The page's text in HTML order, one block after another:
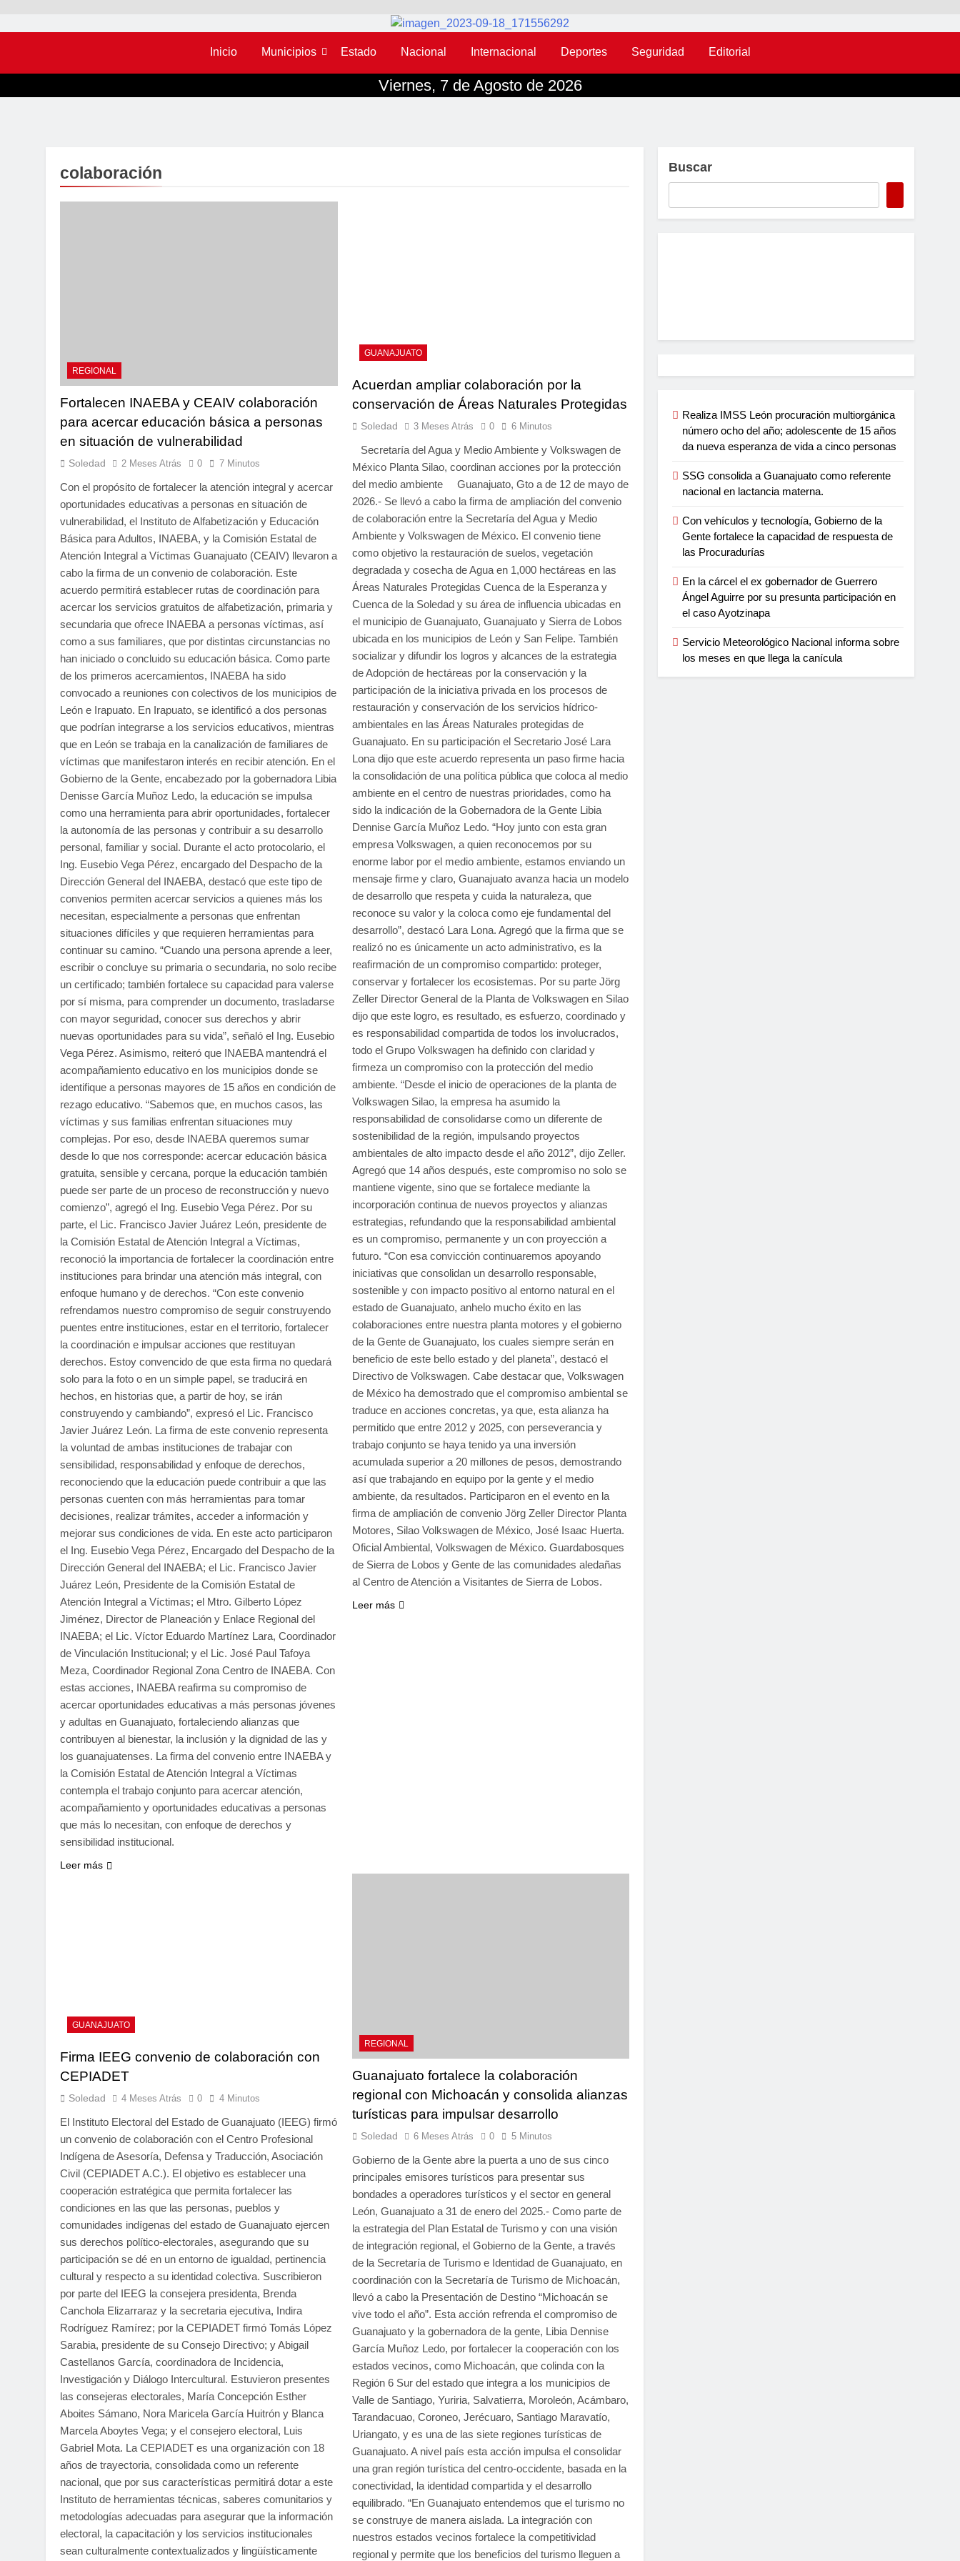
Inicio Municipios Estado Nacional Internacional Deportes Seguridad Editorial
Viernes, 7 de Agosto de 2026
colaboración
REGIONAL
Fortalecen INAEBA y CEAIV colaboración
para acercar educación básica a personas
en situación de vulnerabilidad
Soledad 2 Meses Atrás 0 7 Minutos
Con el propósito de fortalecer la atención integral y acercar
oportunidades educativas a personas en situación de
vulnerabilidad, el Instituto de Alfabetización y Educación
Básica para Adultos, INAEBA, y la Comisión Estatal de
Atención Integral a Víctimas Guanajuato (CEAIV) llevaron a
cabo la firma de un convenio de colaboración. Este
acuerdo permitirá establecer rutas de coordinación para
acercar los servicios gratuitos de alfabetización, primaria y
secundaria que ofrece INAEBA a personas víctimas, así
como a sus familiares, que por distintas circunstancias no
han iniciado o concluido su educación básica. Como parte
de los primeros acercamientos, INAEBA ha sido
convocado a reuniones con colectivos de los municipios de
León e Irapuato. En Irapuato, se identificó a dos personas
que podrían integrarse a los servicios educativos, mientras
que en León se trabaja en la canalización de familiares de
víctimas que manifestaron interés en recibir atención. En el
Gobierno de la Gente, encabezado por la gobernadora Libia
Denisse García Muñoz Ledo, la educación se impulsa
como una herramienta para abrir oportunidades, fortalecer
la autonomía de las personas y contribuir a su desarrollo
personal, familiar y social. Durante el acto protocolario, el
Ing. Eusebio Vega Pérez, encargado del Despacho de la
Dirección General del INAEBA, destacó que este tipo de
convenios permiten acercar servicios a quienes más los
necesitan, especialmente a personas que enfrentan
situaciones difíciles y que requieren herramientas para
continuar su camino. “Cuando una persona aprende a leer,
escribir o concluye su primaria o secundaria, no solo recibe
un certificado; también fortalece su capacidad para valerse
por sí misma, para comprender un documento, trasladarse
con mayor seguridad, conocer sus derechos y abrir
nuevas oportunidades para su vida”, señaló el Ing. Eusebio
Vega Pérez. Asimismo, reiteró que INAEBA mantendrá el
acompañamiento educativo en los municipios donde se
identifique a personas mayores de 15 años en condición de
rezago educativo. “Sabemos que, en muchos casos, las
víctimas y sus familias enfrentan situaciones muy
complejas. Por eso, desde INAEBA queremos sumar
desde lo que nos corresponde: acercar educación básica
gratuita, sensible y cercana, porque la educación también
puede ser parte de un proceso de reconstrucción y nuevo
comienzo”, agregó el Ing. Eusebio Vega Pérez. Por su
parte, el Lic. Francisco Javier Juárez León, presidente de
la Comisión Estatal de Atención Integral a Víctimas,
reconoció la importancia de fortalecer la coordinación entre
instituciones para brindar una atención más integral, con
enfoque humano y de derechos. “Con este convenio
refrendamos nuestro compromiso de seguir construyendo
puentes entre instituciones, estar en el territorio, fortalecer
la coordinación e impulsar acciones que restituyan
derechos. Estoy convencido de que esta firma no quedará
solo para la foto o en un simple papel, se traducirá en
hechos, en historias que, a partir de hoy, se irán
construyendo y cambiando”, expresó el Lic. Francisco
Javier Juárez León. La firma de este convenio representa
la voluntad de ambas instituciones de trabajar con
sensibilidad, responsabilidad y enfoque de derechos,
reconociendo que la educación puede contribuir a que las
personas cuenten con más herramientas para tomar
decisiones, realizar trámites, acceder a información y
mejorar sus condiciones de vida. En este acto participaron
el Ing. Eusebio Vega Pérez, Encargado del Despacho de la
Dirección General del INAEBA; el Lic. Francisco Javier
Juárez León, Presidente de la Comisión Estatal de
Atención Integral a Víctimas; el Mtro. Gilberto López
Jiménez, Director de Planeación y Enlace Regional del
INAEBA; el Lic. Víctor Eduardo Martínez Lara, Coordinador
de Vinculación Institucional; y el Lic. José Paul Tafoya
Meza, Coordinador Regional Zona Centro de INAEBA. Con
estas acciones, INAEBA reafirma su compromiso de
acercar oportunidades educativas a más personas jóvenes
y adultas en Guanajuato, fortaleciendo alianzas que
contribuyen al bienestar, la inclusión y la dignidad de las y
los guanajuatenses. La firma del convenio entre INAEBA y
la Comisión Estatal de Atención Integral a Víctimas
contempla el trabajo conjunto para acercar atención,
acompañamiento y oportunidades educativas a personas
que más lo necesitan, con enfoque de derechos y
sensibilidad institucional.
Leer más
GUANAJUATO
Acuerdan ampliar colaboración por la
conservación de Áreas Naturales Protegidas
Soledad 3 Meses Atrás 0 6 Minutos
Secretaría del Agua y Medio Ambiente y Volkswagen de
México Planta Silao, coordinan acciones por la protección
del medio ambiente Guanajuato, Gto a de 12 de mayo de
2026.- Se llevó a cabo la firma de ampliación del convenio
de colaboración entre la Secretaría del Agua y Medio
Ambiente y Volkswagen de México. El convenio tiene
como objetivo la restauración de suelos, vegetación
degradada y cosecha de Agua en 1,000 hectáreas en las
Áreas Naturales Protegidas Cuenca de la Esperanza y
Cuenca de la Soledad y su área de influencia ubicadas en
el municipio de Guanajuato, Guanajuato y Sierra de Lobos
ubicada en los municipios de León y San Felipe. También
socializar y difundir los logros y alcances de la estrategia
de Adopción de hectáreas por la conservación y la
participación de la iniciativa privada en los procesos de
restauración y conservación de los servicios hídrico-
ambientales en las Áreas Naturales protegidas de
Guanajuato. En su participación el Secretario José Lara
Lona dijo que este acuerdo representa un paso firme hacia
la consolidación de una política pública que coloca al medio
ambiente en el centro de nuestras prioridades, como ha
sido la indicación de la Gobernadora de la Gente Libia
Dennise García Muñoz Ledo. “Hoy junto con esta gran
empresa Volkswagen, a quien reconocemos por su
enorme labor por el medio ambiente, estamos enviando un
mensaje firme y claro, Guanajuato avanza hacia un modelo
de desarrollo que respeta y cuida la naturaleza, que
reconoce su valor y la coloca como eje fundamental del
desarrollo”, destacó Lara Lona. Agregó que la firma que se
realizó no es únicamente un acto administrativo, es la
reafirmación de un compromiso compartido: proteger,
conservar y fortalecer los ecosistemas. Por su parte Jörg
Zeller Director General de la Planta de Volkswagen en Silao
dijo que este logro, es resultado, es esfuerzo, coordinado y
es responsabilidad compartida de todos los involucrados,
todo el Grupo Volkswagen ha definido con claridad y
firmeza un compromiso con la protección del medio
ambiente. “Desde el inicio de operaciones de la planta de
Volkswagen Silao, la empresa ha asumido la
responsabilidad de consolidarse como un diferente de
sostenibilidad de la región, impulsando proyectos
ambientales de alto impacto desde el año 2012”, dijo Zeller.
Agregó que 14 años después, este compromiso no solo se
mantiene vigente, sino que se fortalece mediante la
incorporación continua de nuevos proyectos y alianzas
estrategias, refundando que la responsabilidad ambiental
es un compromiso, permanente y un con proyección a
futuro. “Con esa convicción continuaremos apoyando
iniciativas que consolidan un desarrollo responsable,
sostenible y con impacto positivo al entorno natural en el
estado de Guanajuato, anhelo mucho éxito en las
colaboraciones entre nuestra planta motores y el gobierno
de la Gente de Guanajuato, los cuales siempre serán en
beneficio de este bello estado y del planeta”, destacó el
Directivo de Volkswagen. Cabe destacar que, Volkswagen
de México ha demostrado que el compromiso ambiental se
traduce en acciones concretas, ya que, esta alianza ha
permitido que entre 2012 y 2025, con perseverancia y
trabajo conjunto se haya tenido ya una inversión
acumulada superior a 20 millones de pesos, demostrando
así que trabajando en equipo por la gente y el medio
ambiente, da resultados. Participaron en el evento en la
firma de ampliación de convenio Jörg Zeller Director Planta
Motores, Silao Volkswagen de México, José Isaac Huerta.
Oficial Ambiental, Volkswagen de México. Guardabosques
de Sierra de Lobos y Gente de las comunidades aledañas
al Centro de Atención a Visitantes de Sierra de Lobos.
Leer más
GUANAJUATO
Firma IEEG convenio de colaboración con
CEPIADET
Soledad 4 Meses Atrás 0 4 Minutos
El Instituto Electoral del Estado de Guanajuato (IEEG) firmó
un convenio de colaboración con el Centro Profesional
Indígena de Asesoría, Defensa y Traducción, Asociación
Civil (CEPIADET A.C.). El objetivo es establecer una
cooperación estratégica que permita fortalecer las
condiciones en las que las personas, pueblos y
comunidades indígenas del estado de Guanajuato ejercen
sus derechos político-electorales, asegurando que su
participación se dé en un entorno de igualdad, pertinencia
cultural y respecto a su identidad colectiva. Suscribieron
por parte del IEEG la consejera presidenta, Brenda
Canchola Elizarraraz y la secretaria ejecutiva, Indira
Rodríguez Ramírez; por la CEPIADET firmó Tomás López
Sarabia, presidente de su Consejo Directivo; y Abigail
Castellanos García, coordinadora de Incidencia,
Investigación y Diálogo Intercultural. Estuvieron presentes
las consejeras electorales, María Concepción Esther
Aboites Sámano, Nora Maricela García Huitrón y Blanca
Marcela Aboytes Vega; y el consejero electoral, Luis
Gabriel Mota. La CEPIADET es una organización con 18
años de trayectoria, consolidada como un referente
nacional, que por sus características permitirá dotar a este
Instituto de herramientas técnicas, saberes comunitarios y
metodologías adecuadas para asegurar que la información
electoral, la capacitación y los servicios institucionales
sean culturalmente contextualizados y lingüísticamente
REGIONAL
Guanajuato fortalece la colaboración
regional con Michoacán y consolida alianzas
turísticas para impulsar desarrollo
Soledad 6 Meses Atrás 0 5 Minutos
Gobierno de la Gente abre la puerta a uno de sus cinco
principales emisores turísticos para presentar sus
bondades a operadores turísticos y el sector en general
León, Guanajuato a 31 de enero del 2025.- Como parte de
la estrategia del Plan Estatal de Turismo y con una visión
de integración regional, el Gobierno de la Gente, a través
de la Secretaría de Turismo e Identidad de Guanajuato, en
coordinación con la Secretaría de Turismo de Michoacán,
llevó a cabo la Presentación de Destino “Michoacán se
vive todo el año”. Esta acción refrenda el compromiso de
Guanajuato y la gobernadora de la gente, Libia Dennise
García Muñoz Ledo, por fortalecer la cooperación con los
estados vecinos, como Michoacán, que colinda con la
Región 6 Sur del estado que integra a los municipios de
Valle de Santiago, Yuriria, Salvatierra, Moroleón, Acámbaro,
Tarandacuao, Coroneo, Jerécuaro, Santiago Maravatío,
Uriangato, y es una de las siete regiones turísticas de
Guanajuato. A nivel país esta acción impulsa el consolidar
una gran región turística del centro-occidente, basada en la
conectividad, la identidad compartida y el desarrollo
equilibrado. “En Guanajuato entendemos que el turismo no
se construye de manera aislada. La integración con
nuestros estados vecinos fortalece la competitividad
regional y permite que los beneficios del turismo lleguen a
Buscar
Realiza IMSS León procuración multiorgánica
número ocho del año; adolescente de 15 años
da nueva esperanza de vida a cinco personas
SSG consolida a Guanajuato como referente
nacional en lactancia materna.
Con vehículos y tecnología, Gobierno de la
Gente fortalece la capacidad de respuesta de
las Procuradurías
En la cárcel el ex gobernador de Guerrero
Ángel Aguirre por su presunta participación en
el caso Ayotzinapa
Servicio Meteorológico Nacional informa sobre
los meses en que llega la canícula